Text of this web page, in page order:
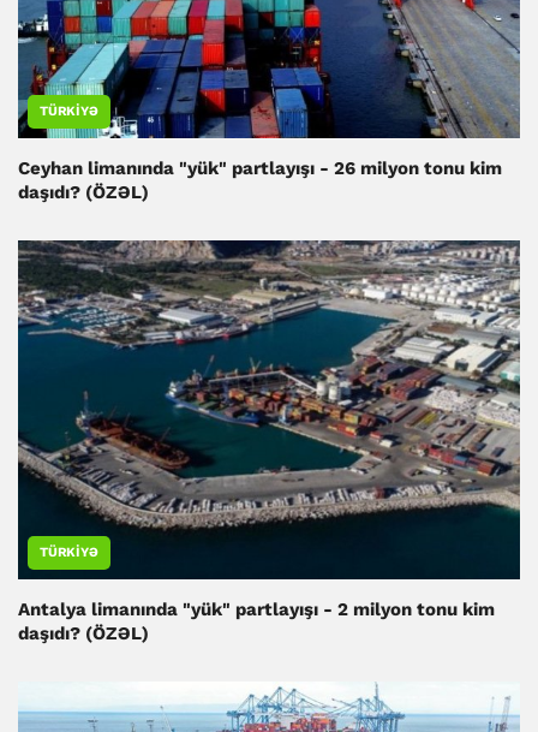
TÜRKIYƏ
Ceyhan limanında "yük" partlayışı - 26 milyon tonu kim
daşıdı? (ÖZƏL)
TÜRKIYƏ
Antalya limanında "yük" partlayışı - 2 milyon tonu kim
daşıdı? (ÖZƏL)